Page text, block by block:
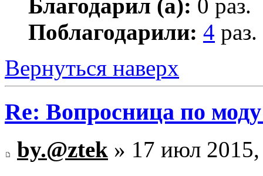
Благодарил (а): 0 раз.
Поблагодарили: 4 раз.
Вернуться наверх
Re: Вопросница по
by.@ztek » 17 июл